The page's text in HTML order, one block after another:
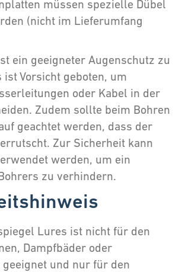
müssen spezielle Dübel
(nicht im Lieferumfang
ein geeigneter Augenschutz zu
ist Vorsicht geboten, um
oder Kabel in der
Zudem sollte beim Bohren
geachtet werden, dass der
Zur Sicherheit kann
werden, um ein
zu verhindern.
Lures ist nicht für den
Dampfbäder oder
geeignet und nur für den